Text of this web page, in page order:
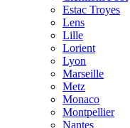
Estac Troyes
Lens
Lille
Lorient
Lyon
Marseille
Metz
Monaco
Montpellier
Nantes